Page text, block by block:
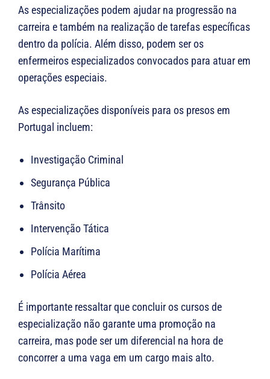
As especializações podem ajudar na progressão na
carreira e também na realização de tarefas específicas
dentro da polícia. Além disso, podem ser os
enfermeiros especializados convocados para atuar em
operações especiais.
As especializações disponíveis para os presos em
Portugal incluem:
Investigação Criminal
Segurança Pública
Trânsito
Intervenção Tática
Polícia Marítima
Polícia Aérea
É importante ressaltar que concluir os cursos de
especialização não garante uma promoção na
carreira, mas pode ser um diferencial na hora de
concorrer a uma vaga em um cargo mais alto.